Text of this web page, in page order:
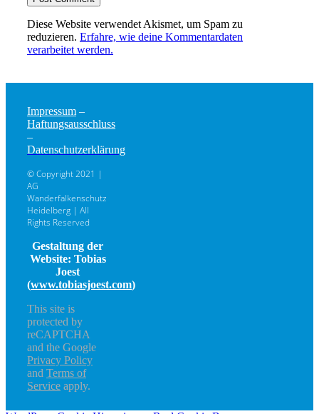
Diese Website verwendet Akismet, um Spam zu
reduzieren. Erfahre, wie deine Kommentardaten
verarbeitet werden.
Impressum –
Haftungsausschluss
–
Datenschutzerklärung
© Copyright 2021 |
AG
Wanderfalkenschutz
Heidelberg | All
Rights Reserved
Gestaltung der
Website: Tobias
Joest
(www.tobiasjoest.com)
This site is
protected by
reCAPTCHA
and the Google
Privacy Policy
and Terms of
Service apply.